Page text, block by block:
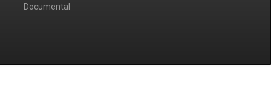
Documental